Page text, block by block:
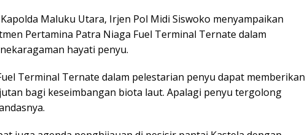
Maluku Utara, Irjen Pol Midi Siswoko menyampaikan
Pertamina Patra Niaga Fuel Terminal Ternate dalam
hayati penyu.
Terminal Ternate dalam pelestarian penyu dapat memberikan
bagi keseimbangan biota laut. Apalagi penyu tergolong